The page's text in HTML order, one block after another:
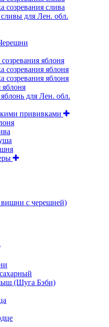
созревания слива
для Лен. обл.
яблоня
созревания яблоня
созревания яблоня
для Лен. обл.
прививками
с черешней)
(Шуга Бэби)